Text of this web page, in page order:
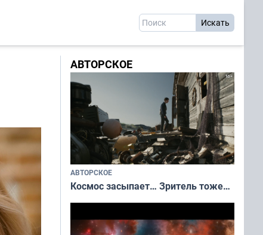
АВТОРСКОЕ
АВТОРСКОЕ
Космос засыпает… Зритель тоже…